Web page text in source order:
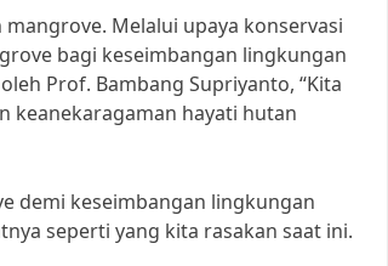
Melalui upaya konservasi
bagi keseimbangan lingkungan
Prof. Bambang Supriyanto, “Kita
keanekaragaman hayati hutan
demi keseimbangan lingkungan
seperti yang kita rasakan saat ini.